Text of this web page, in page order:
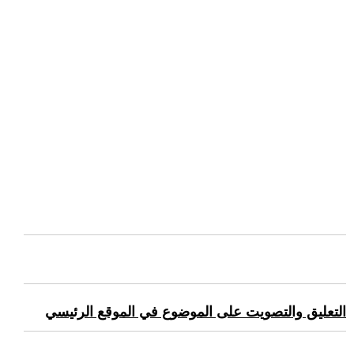
التعليق والتصويت على الموضوع في الموقع الرئيسي